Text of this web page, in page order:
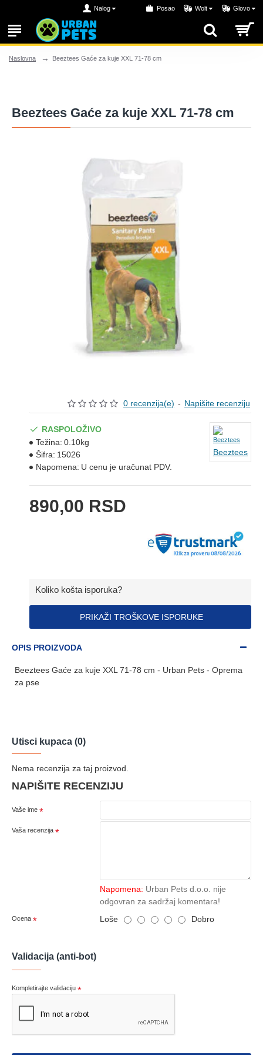
Nalog Posao Wolt Glovo
Naslovna Beeztees Gaće za kuje XXL 71-78 cm
Beeztees Gaće za kuje XXL 71-78 cm
0 recenzija(e) - Napišite recenziju
890,00 RSD
RASPOLOŽIVO
Težina: 0.10kg
Šifra: 15026
Napomena: U cenu je uračunat PDV.
Beeztees
Koliko košta isporuka?
PRIKAŽI TROŠKOVE ISPORUKE
OPIS PROIZVODA
Beeztees Gaće za kuje XXL 71-78 cm - Urban Pets - Oprema
za pse
Utisci kupaca (0)
Nema recenzija za taj proizvod.
NAPIŠITE RECENZIJU
Vaše ime
Vaša recenzija
Napomena: Urban Pets d.o.o. nije
odgovran za sadržaj komentara!
Ocena Loše Dobro
Validacija (anti-bot)
Kompletirajte validaciju